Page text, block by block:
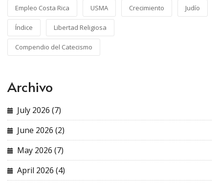
Empleo Costa Rica USMA Crecimiento Judío
Índice Libertad Religiosa
Compendio del Catecismo
Archivo
July 2026 (7)
June 2026 (2)
May 2026 (7)
April 2026 (4)